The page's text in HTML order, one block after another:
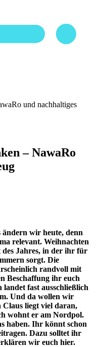
und nachhaltiges
– NawaRo
ändern wir heute, denn
relevant. Weihnachten
Jahres, in der ihr für
sorgt. Die
randvoll mit
Beschaffung ihr euch
fast ausschließlich
Und da wollen wir
Claus liegt viel daran,
wohnt er am Nordpol.
haben. Ihr könnt schon
Dazu solltet ihr
wir euch hier.